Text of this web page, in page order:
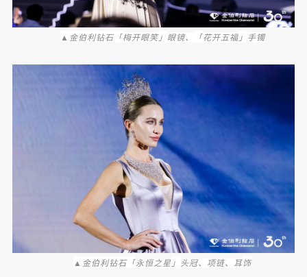
▲金伯利钻石「梅开眼笑」 眼镜、 「花开五福」 手镯
▲金伯利钻石「永恒之星 」 头冠、项链、耳饰